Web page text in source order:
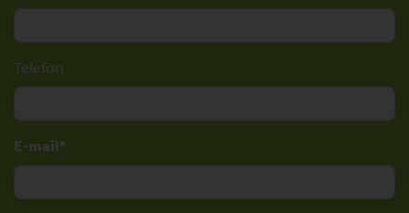
Telefon
E-mail